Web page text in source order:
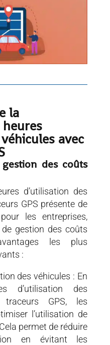
la
avec
des coûts
d’utilisation des
GPS présente de
les entreprises,
gestion des coûts
les plus
:
des véhicules : En
d’utilisation des
GPS, les
l’utilisation de
permet de réduire
en évitant les